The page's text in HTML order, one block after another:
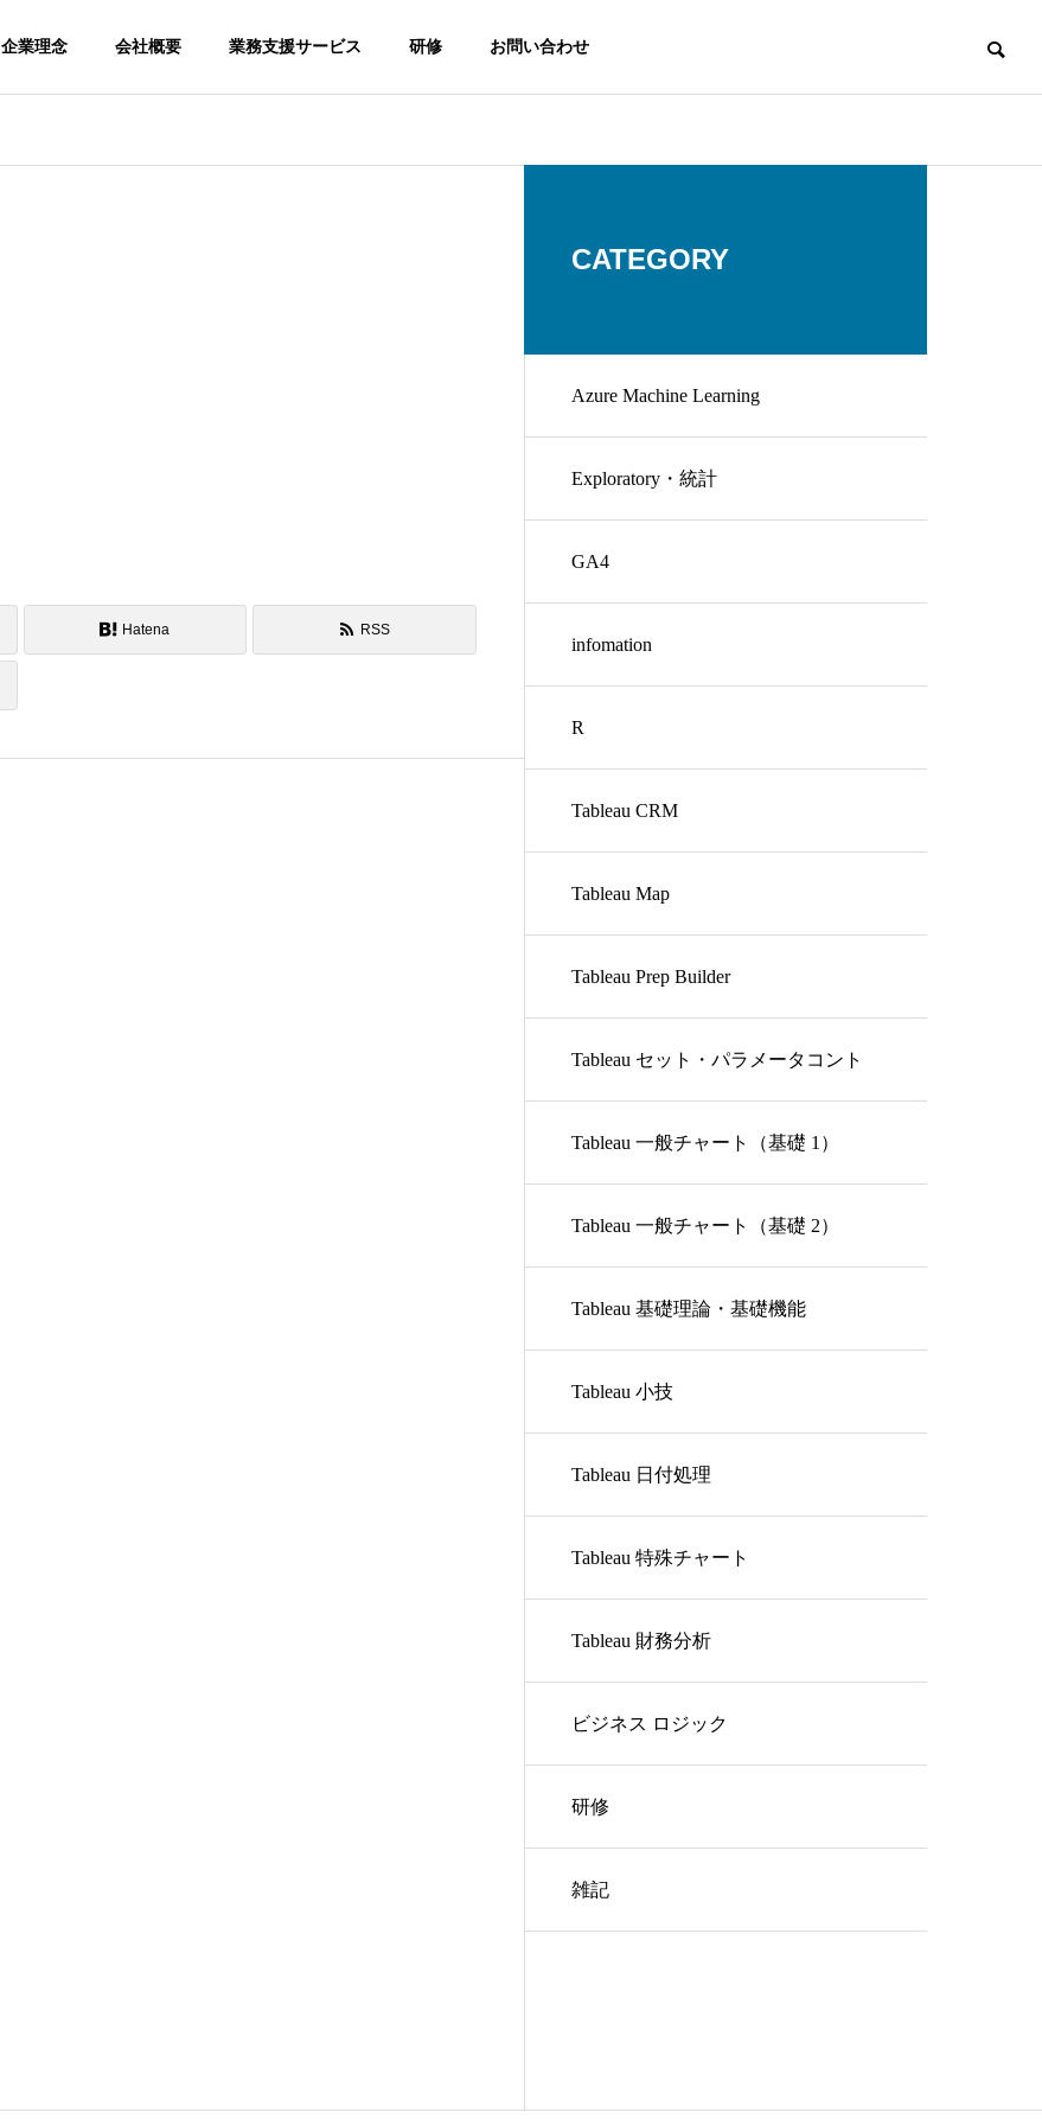
企業理念 会社概要 業務支援サービス 研修 お問い合わせ
Hatena RSS
CATEGORY
Azure Machine Learning
Exploratory・統計
GA4
infomation
R
Tableau CRM
Tableau Map
Tableau Prep Builder
Tableau セット・パラメータコント
ロール
Tableau 一般チャート（基礎 1）
Tableau 一般チャート（基礎 2）
Tableau 基礎理論・基礎機能
Tableau 小技
Tableau 日付処理
Tableau 特殊チャート
Tableau 財務分析
ビジネス ロジック
研修
雑記